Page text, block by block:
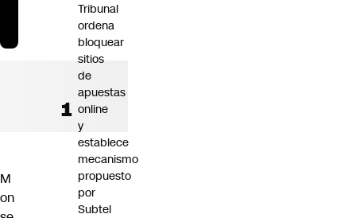
M
on
Tribunal
ordena
bloquear
sitios
de
apuestas
online
y
establece
mecanismo
propuesto
por
Subtel